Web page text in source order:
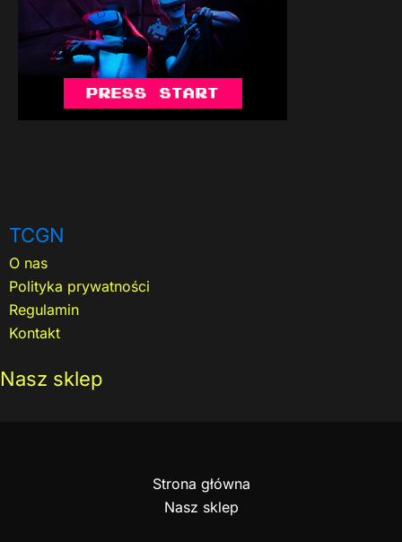
TCGN
O nas
Polityka prywatności
Regulamin
Kontakt
Nasz sklep
Strona główna
Nasz sklep